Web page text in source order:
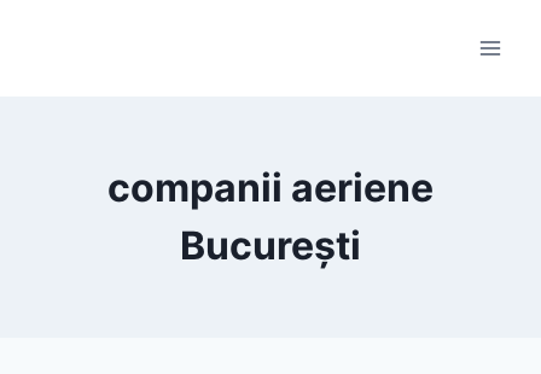
companii aeriene
București